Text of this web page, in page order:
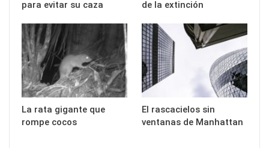
para evitar su caza
de la extinción
La rata gigante que
rompe cocos
El rascacielos sin
ventanas de Manhattan